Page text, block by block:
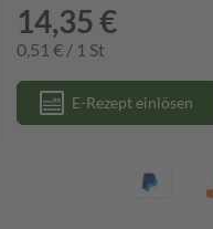
14,35 €
0,51 € / 1 St
E-Rezept einlösen